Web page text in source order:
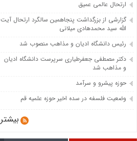
ارتحال عالمی عمیق
گزارشی از بزرگداشت پنجاهمین سالگرد ارتحال آیت
الله سید محمدهادی میلانی
رئیس دانشگاه ادیان و مذاهب منصوب شد
دکتر مصطفی جعفرطیاری سرپرست دانشگاه ادیان
و مذاهب شد
حوزه پیشرو و سرآمد
وضعیت فلسفه در سده اخیر حوزه علمیه قم
بیشتر